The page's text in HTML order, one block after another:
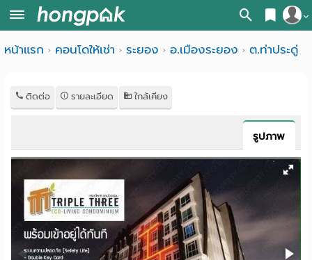
สมัครสมาชิก
หน้า
ค้นหา
ค้นจากสถานีรถไฟฟ้า
ค้นตามจังหวัด
ค้นจากสถานศึกษา
ค้นจากแผนที่
พาร์
เม้น
หน้าแรก คอนโดให้เช่า ระยอง อ.เมืองระยอง ต.ท่าประดู่
ติดต่อ รายละเอียด ใกล้เคียง
รูปภาพ